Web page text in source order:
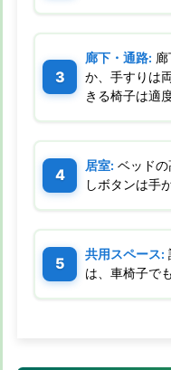
廊下・通路:
か、手すりは
きる椅子は適
居室: ベッド
しボタンは手
共用スペース:
は、車椅子で